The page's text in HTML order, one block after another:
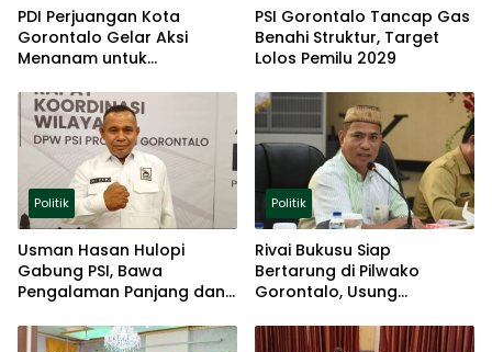
PDI Perjuangan Kota
Gorontalo Gelar Aksi
Menanam untuk
PSI Gorontalo Tancap Gas
Benahi Struktur, Target
Lolos Pemilu 2029
Politik
Usman Hasan Hulopi
Gabung PSI, Bawa
Pengalaman Panjang dan
Politik
Rivai Bukusu Siap
Bertarung di Pilwako
Gorontalo, Usung
Politik